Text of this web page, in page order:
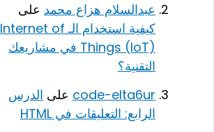
عبدالسلام هزاع محمد على
كيفية استخدام الـ Internet of
Things (IoT) في مشاريعك
التقنية؟
code-elta6ur على الدرس
الرابع: التعليقات في HTML